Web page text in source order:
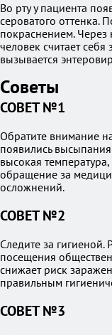
Во рту у пациента
сероватого оттенка.
покраснением.
человек считает
вызывается
Советы
СОВЕТ №1
Обратите внимание
появились
высокая
обращение за
осложнений.
СОВЕТ №2
Следите за гигиеной.
посещения
снижает риск
правильным
СОВЕТ №3